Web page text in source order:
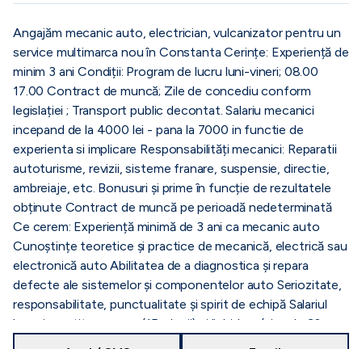
Angajăm mecanic auto, electrician, vulcanizator pentru un
service multimarca nou în Constanta Cerințe: Experiență de
minim 3 ani Condiții: Program de lucru luni-vineri; 08.00
17.00 Contract de muncă; Zile de concediu conform
legislației ; Transport public decontat. Salariu mecanici
incepand de la 4000 lei - pana la 7000 in functie de
experienta si implicare Responsabilități mecanici: Reparatii
autoturisme, revizii, sisteme franare, suspensie, directie,
ambreiaje, etc. Bonusuri și prime în funcție de rezultatele
obținute Contract de muncă pe perioadă nedeterminată
Ce cerem: Experiență minimă de 3 ani ca mecanic auto
Cunoștințe teoretice și practice de mecanică, electrică sau
electronică auto Abilitatea de a diagnostica și repara
defecte ale sistemelor și componentelor auto Seriozitate,
responsabilitate, punctualitate și spirit de echipă Salariul
lunar impartit ca avans (15 a lunii) si lichidare (ziua de 30 a